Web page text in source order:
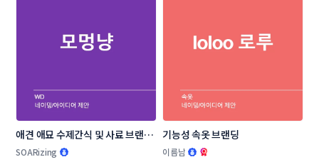
애견 애묘 수제간식 및 사료 브랜드
작명부탁드립니다.
SOARizing
기능성 속옷 브랜딩
이름남